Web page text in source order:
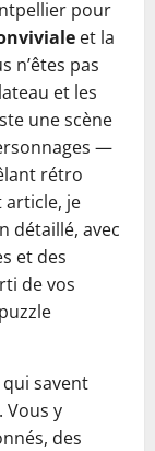
pour
et la
n’êtes pas
et les
une scène
—
rétro
article, je
détaillé, avec
et des
de vos
savent
Vous y
des